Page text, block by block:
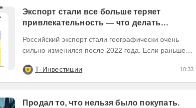
Экспорт стали все больше теряет
привлекательность — что делать
Российский экспорт стали географически очень
сильно изменился после 2022 года. Если раньше
сейчас...
Т-Инвестиции 10:33
Продал то, что нельзя было покупать.